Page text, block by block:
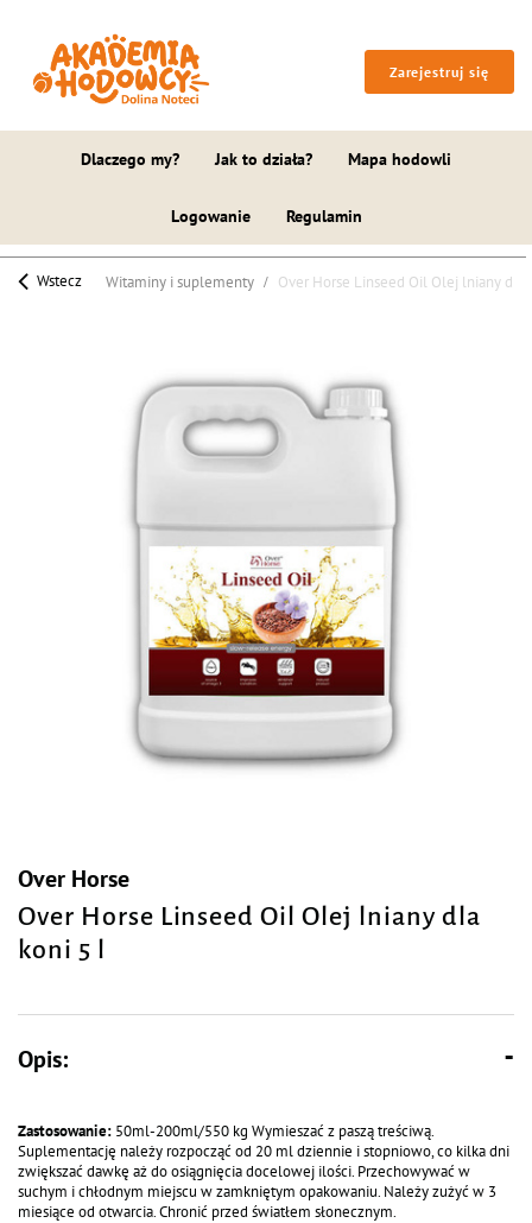
Zarejestruj się
Dlaczego my? Jak to działa? Mapa hodowli
Logowanie Regulamin
Wstecz Witaminy i suplementy Over Horse Linseed Oil Olej lniany dla
Over Horse
Over Horse Linseed Oil Olej lniany dla
koni 5 l
Opis:
Zastosowanie: 50ml-200ml/550 kg Wymieszać z paszą treściwą.
Suplementację należy rozpocząć od 20 ml dziennie i stopniowo, co kilka dni
zwiększać dawkę aż do osiągnięcia docelowej ilości. Przechowywać w
suchym i chłodnym miejscu w zamkniętym opakowaniu. Należy zużyć w 3
miesiące od otwarcia. Chronić przed światłem słonecznym.